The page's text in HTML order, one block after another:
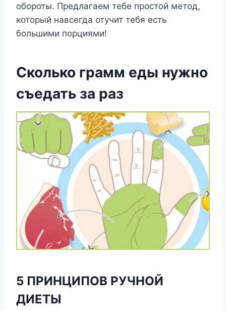
обороты. Предлагаем тебе простой метод,
который навсегда отучит тебя есть
большими порциями!
Сколько грамм еды нужно
съедать за раз
5 ПРИНЦИПОВ РУЧНОЙ
ДИЕТЫ